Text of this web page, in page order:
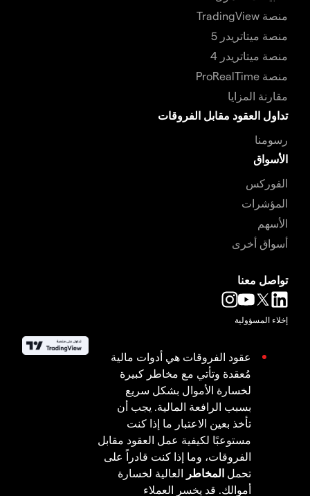
منصة TradingView
منصة ميتاتريدر 5
منصة ميتاتريدر 4
منصة ProRealTime
مقارنة المزايا
تداول العقود مقابل الفروقات
رسومنا
الأسواق
الفوركس
المؤشرات
الأسهم
أسواق أخرى
تواصل معنا
إخلاء المسؤولية
عقود الفروقات هي أدوات مالية
مُعقدة وتأتي مع مخاطر كبيرة
لخسارة الأموال بشكل سريع
بسبب الرافعة المالية. يجب أن
تأخذ بعين الاعتبار ما إذا كنت
مستوعبًا لكيفية عمل العقود مقابل
الفروقات، وما إذا كنت قادراً على
تحمل المخاطر العالية لخسارة
أموالك. قد يخسر العملاء